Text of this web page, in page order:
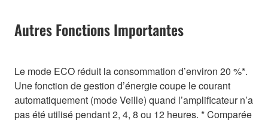
Autres Fonctions Importantes
Le mode ECO réduit la consommation d’environ 20 %*.
Une fonction de gestion d’énergie coupe le courant
automatiquement (mode Veille) quand l’amplificateur n’a
pas été utilisé pendant 2, 4, 8 ou 12 heures. * Comparée